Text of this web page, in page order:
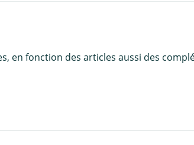
en fonction des articles aussi des